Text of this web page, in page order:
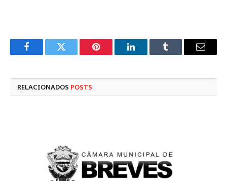
FacebookTwitter Pinterest LinkedInTumblr
E-
RELACIONADOS POSTS